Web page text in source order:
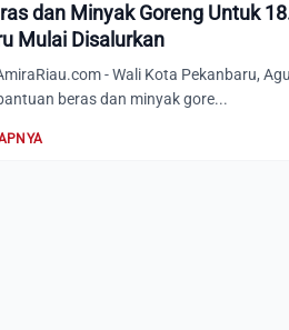
dan Minyak Goreng Untuk
Mulai Disalurkan
- Wali Kota Pekanbaru,
beras dan minyak gore...